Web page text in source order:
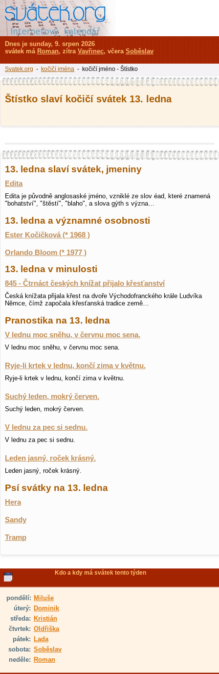
Štístko slaví kočičí svátek 13. ledna
13. ledna slaví svátek, jmeniny
Edita
Edita je původně anglosaské jméno, vzniklé ze slov éad, které znamená
"bohatství", "štěstí", "blaho", a slova gýth s význa…
13. ledna a významné osobnosti
Ester Kočičková (* 1968 )
Orlando Bloom (* 1977 )
13. ledna v minulosti
845 - Čtrnáct českých knížat přijalo křesťanství
Česká knížata přijala křest na dvoře Východofranckého krále Ludvíka
Němce, čímž započala křesťanská tradice země…
Pranostika na 13. ledna
V lednu moc sněhu, v červnu moc sena.
V lednu moc sněhu, v červnu moc sena.
Ryje-li krtek v lednu, končí zima v květnu.
Ryje-li krtek v lednu, končí zima v květnu.
Suchý leden, mokrý červen.
Suchý leden, mokrý červen.
V lednu za pec si sednu.
V lednu za pec si sednu.
Leden jasný, roček krásný.
Leden jasný, roček krásný.
Psí svátky na 13. ledna
Hera
Sandy
Tramp
Kdo a kdy má svátek tento týden
pondělí: Miluše
úterý: Dominik
středa: Kristián
čtvrtek: Oldřiška
pátek: Lada
sobota: Soběslav
neděle: Roman
Dnes je sunday, 9. srpen 2026
svátek má Roman, zítra Vavřinec, včera Soběslav
Svatek.org - kočičí jména - kočičí jméno - Štístko